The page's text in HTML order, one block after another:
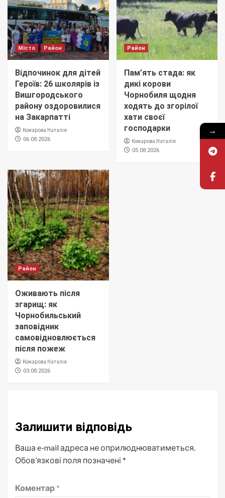
Місто Район
Відпочинок для дітей
Героїв: 26 школярів із
Вишгородського
району оздоровилися
на Закарпатті
Комарова Наталія
06.08.2026
Район
Пам’ять стада: як
дикі корови
Чорнобиля щодня
ходять до згорілої
хати своєї
господарки
Комарова Наталія
05.08.2026
Район
Оживають після
згарищ: як
Чорнобильський
заповідник
самовідновлюється
після пожеж
Комарова Наталія
03.08.2026
Залишити відповідь
Ваша e-mail адреса не оприлюднюватиметься.
Обов’язкові поля позначені *
Коментар *
→